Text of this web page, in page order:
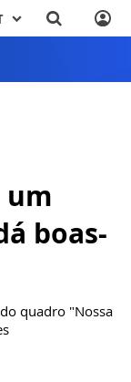
um
boas-
quadro "Nossa